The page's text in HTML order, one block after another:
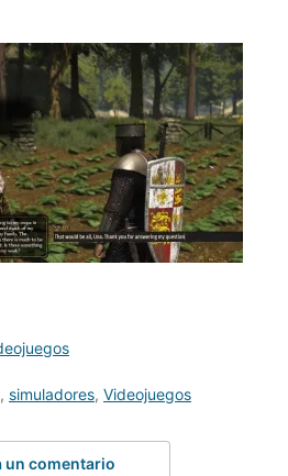
, simuladores, Videojuegos
un comentario